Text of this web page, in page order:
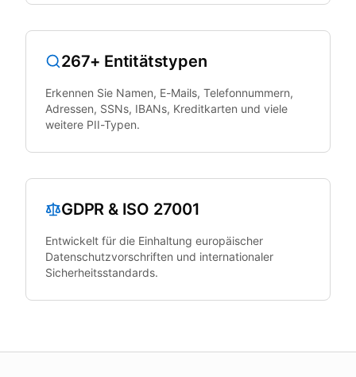
267+ Entitätstypen
Erkennen Sie Namen, E-Mails, Telefonnummern,
Adressen, SSNs, IBANs, Kreditkarten und viele
weitere PII-Typen.
GDPR & ISO 27001
Entwickelt für die Einhaltung europäischer
Datenschutzvorschriften und internationaler
Sicherheitsstandards.